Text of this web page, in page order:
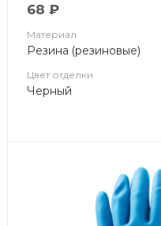
68 ₽
Материал
Резина (резиновые)
Цвет отделки
Черный